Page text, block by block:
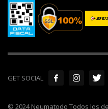
GET SOCIAL
© 2024 Neumatodo Todos los